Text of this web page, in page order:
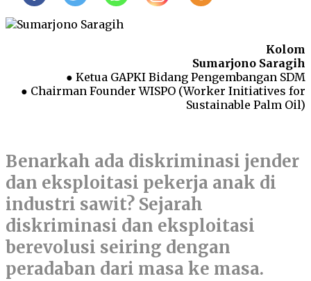
Kolom
Sumarjono Saragih
● Ketua GAPKI Bidang Pengembangan SDM
● Chairman Founder WISPO (Worker Initiatives for
Sustainable Palm Oil)
Benarkah ada diskriminasi jender
dan eksploitasi pekerja anak di
industri sawit? Sejarah
diskriminasi dan eksploitasi
berevolusi seiring dengan
peradaban dari masa ke masa.